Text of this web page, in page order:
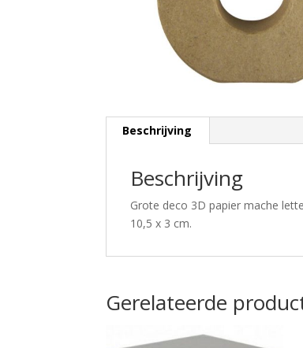
Beschrijving
Beschrijving
Grote deco 3D papier mache
10,5 x 3 cm.
Gerelateerde